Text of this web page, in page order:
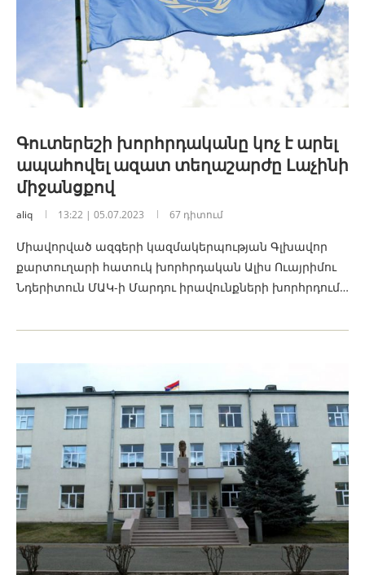
Գուտերեշի խորհրդականը կոչ է արել
ապահովել ազատ տեղաշարժը Լաչինի
միջանցքով
aliq 13:22 | 05.07.2023 67 դիտում
Միավորված ազգերի կազմակերպության Գլխավոր
քարտուղարի հատուկ խորհրդական Ալիս Ուայրիմու
Նդերիտուն ՄԱԿ-ի Մարդու իրավունքների խորհրդում…